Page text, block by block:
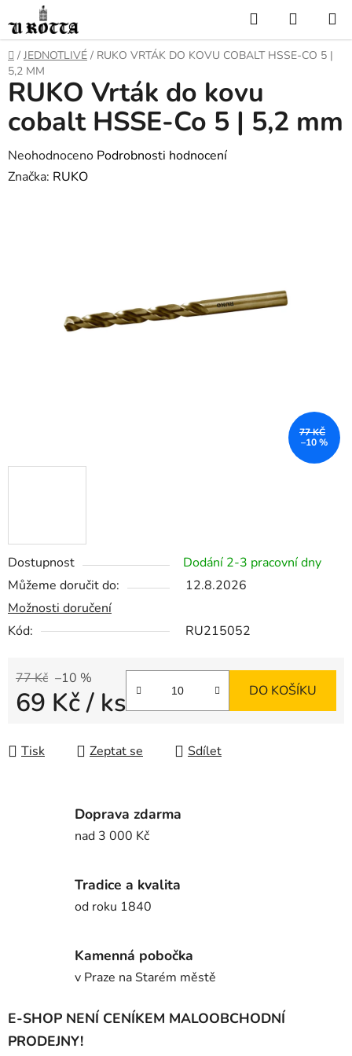
na
obsah
Hledat
KOŠÍK
DOMŮ
/ JEDNOTLIVÉ / RUKO VRTÁK DO KOVU COBALT HSSE-CO 5 |
5,2 MM
Dostupnost
Dodání 2-3 pracovní dny
Můžeme doručit do:
12.8.2026
Možnosti doručení
Kód:
RU215052
77 Kč –10 %
69 Kč/ ks DO KOŠÍKU
Tisk Zeptat se Sdílet
RUKO Vrták do kovu
cobalt HSSE-Co 5 | 5,2 mm
Průměrné
hodnocení
Neohodnoceno Podrobnosti hodnocení
Značka: RUKO
77 KČ
–10 %
Doprava zdarma
nad 3 000 Kč
Tradice a kvalita
od roku 1840
Kamenná pobočka
v Praze na Starém městě
E-SHOP NENÍ CENÍKEM MALOOBCHODNÍ
PRODEJNY!